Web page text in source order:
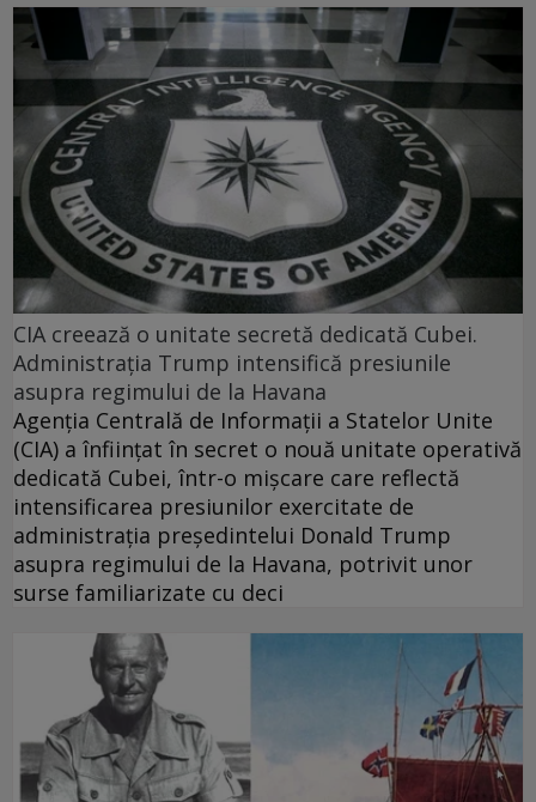
CIA creează o unitate secretă dedicată Cubei.
Administrația Trump intensifică presiunile
asupra regimului de la Havana
Agenția Centrală de Informații a Statelor Unite
(CIA) a înființat în secret o nouă unitate operativă
dedicată Cubei, într-o mișcare care reflectă
intensificarea presiunilor exercitate de
administrația președintelui Donald Trump
asupra regimului de la Havana, potrivit unor
surse familiarizate cu deci